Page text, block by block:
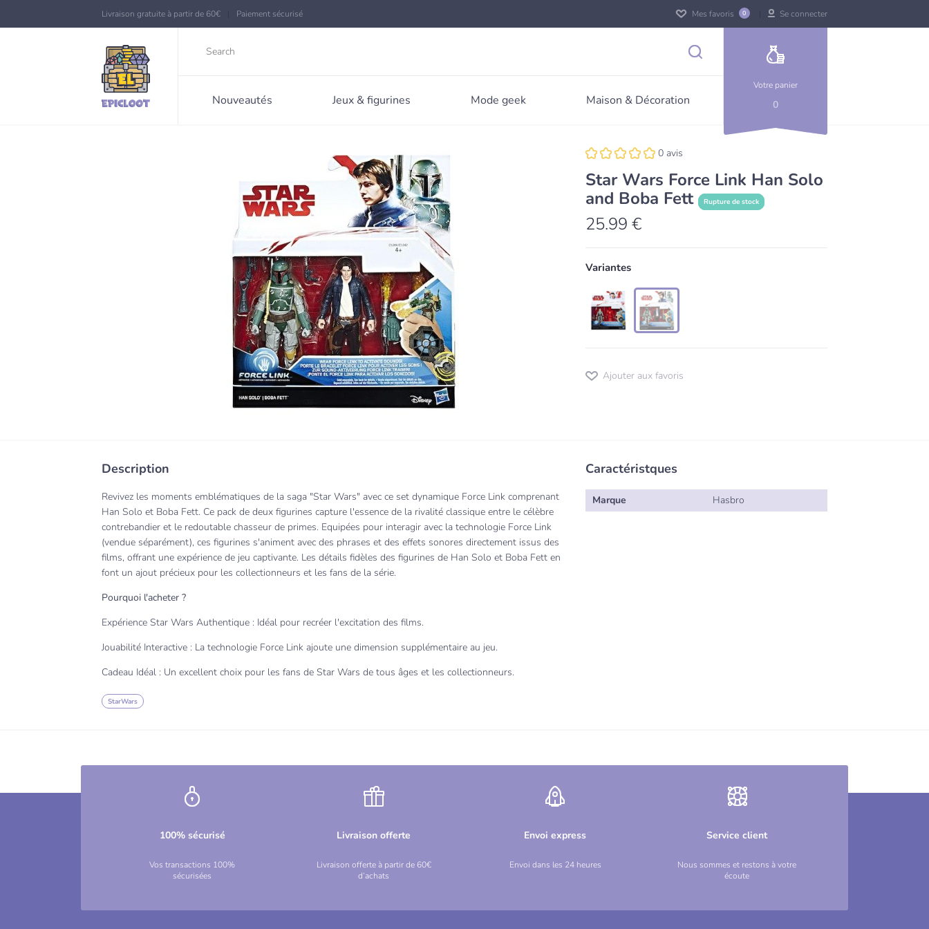
Livraison gratuite à partir de 60€ Paiement sécurisé Se connecter
Mes favoris 0
Nouveautés Jeux & figurines Mode geek Maison & Décoration
Votre panier
0
0 avis
Star Wars Force Link Han Solo
and Boba Fett
Rupture de stock
25.99 €
Variantes
Ajouter aux favoris
Description
Revivez les moments emblématiques de la saga "Star Wars" avec ce set dynamique Force Link comprenant
Han Solo et Boba Fett. Ce pack de deux figurines capture l'essence de la rivalité classique entre le célèbre
contrebandier et le redoutable chasseur de primes. Equipées pour interagir avec la technologie Force Link
(vendue séparément), ces figurines s'animent avec des phrases et des effets sonores directement issus des
films, offrant une expérience de jeu captivante. Les détails fidèles des figurines de Han Solo et Boba Fett en
font un ajout précieux pour les collectionneurs et les fans de la série.
Pourquoi l'acheter ?
Expérience Star Wars Authentique : Idéal pour recréer l'excitation des films.
Jouabilité Interactive : La technologie Force Link ajoute une dimension supplémentaire au jeu.
Cadeau Idéal : Un excellent choix pour les fans de Star Wars de tous âges et les collectionneurs.
StarWars
Caractéristques
Marque Hasbro
100% sécurisé
Vos transactions 100%
sécurisées
Livraison offerte
Livraison offerte à partir de 60€
d’achats
Envoi express
Envoi dans les 24 heures
Service client
Nous sommes et restons à votre
écoute